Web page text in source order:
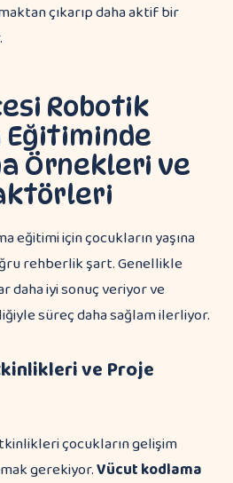
çıkarıp daha aktif bir
Robotik
Eğitiminde
Örnekleri ve
eğitimi için çocukların yaşına
rehberlik şart. Genellikle
daha iyi sonuç veriyor ve
süreç daha sağlam ilerliyor.
ve Proje
çocukların gelişim
gerekiyor.Vücut kodlama